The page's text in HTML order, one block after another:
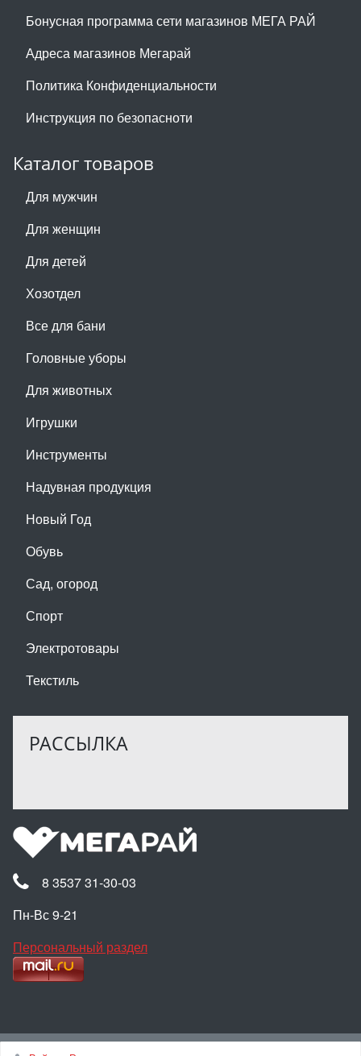
Бонусная программа сети магазинов МЕГА РАЙ
Адреса магазинов Мегарай
Политика Конфиденциальности
Инструкция по безопасноти
Каталог товаров
Для мужчин
Для женщин
Для детей
Хозотдел
Все для бани
Головные уборы
Для животных
Игрушки
Инструменты
Надувная продукция
Новый Год
Обувь
Сад, огород
Спорт
Электротовары
Текстиль
РАССЫЛКА
8 3537 31-30-03
Пн-Вс 9-21
Персональный раздел